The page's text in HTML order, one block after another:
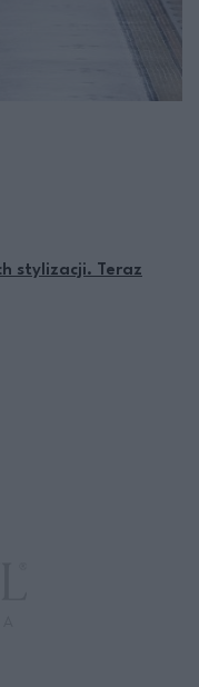
stylizacji. Teraz